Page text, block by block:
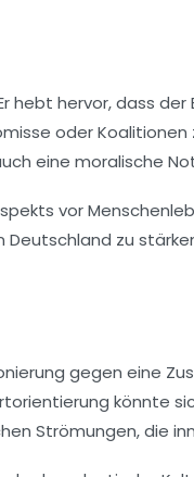
hebt hervor, dass
oder
eine moralische
vor
zu
gegen eine
könnte
Strömungen, die